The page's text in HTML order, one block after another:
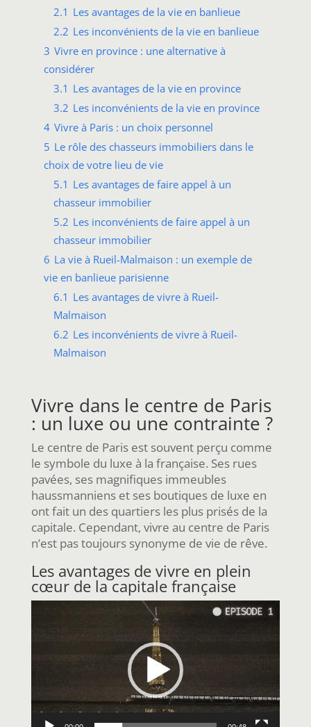
2.1 Les avantages de la vie en banlieue
2.2 Les inconvénients de la vie en banlieue
3 Vivre en province : une alternative à
considérer
3.1 Les avantages de la vie en province
3.2 Les inconvénients de la vie en province
4 Vivre à Paris : un choix personnel
5 Le rôle des chasseurs immobiliers dans le
choix de votre lieu de vie
5.1 Les avantages de faire appel à un
chasseur immobilier
5.2 Les inconvénients de faire appel à un
chasseur immobilier
6 La vie à Rueil-Malmaison : un exemple de
vie en banlieue parisienne
6.1 Les avantages de vivre à Rueil-
Malmaison
6.2 Les inconvénients de vivre à Rueil-
Malmaison
Vivre dans le centre de Paris
: un luxe ou une contrainte ?
Le centre de Paris est souvent perçu comme
le symbole du luxe à la française. Ses rues
pavées, ses magnifiques immeubles
haussmanniens et ses boutiques de luxe en
ont fait un des quartiers les plus prisés de la
capitale. Cependant, vivre au centre de Paris
n’est pas toujours synonyme de vie de rêve.
Les avantages de vivre en plein
cœur de la capitale française
Lecteur